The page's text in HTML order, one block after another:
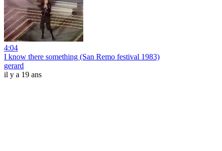
4:04
I know there something (San Remo festival 1983)
gerard
il y a 19 ans